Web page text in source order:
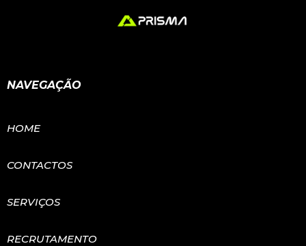
NAVEGAÇÃO
HOME
CONTACTOS
SERVIÇOS
RECRUTAMENTO